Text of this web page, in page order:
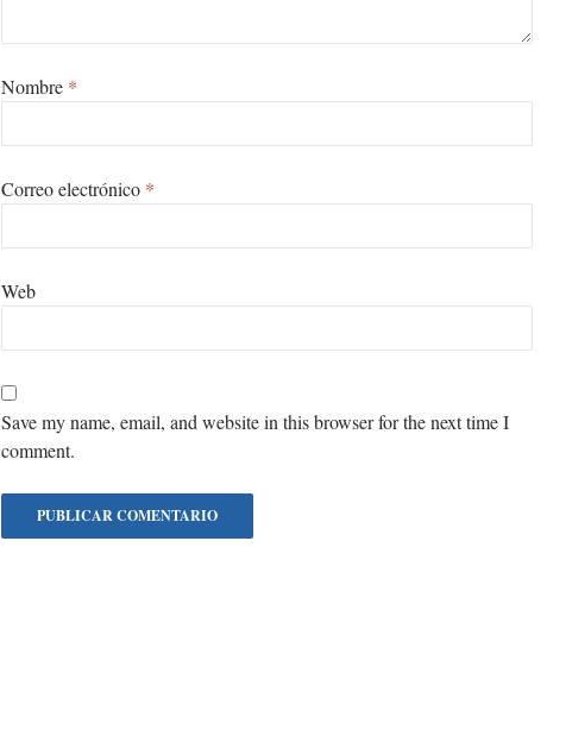
Nombre *
Correo electrónico *
Web
Save my name, email, and website in this browser for the next time I
comment.